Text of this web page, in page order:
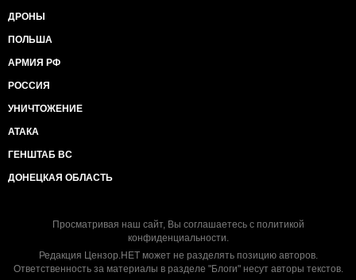
ДРОНЫ
ПОЛЬША
АРМИЯ РФ
РОССИЯ
УНИЧТОЖЕНИЕ
АТАКА
ГЕНШТАБ ВС
ДОНЕЦКАЯ ОБЛАСТЬ
Просматривая наш сайт, Вы соглашаетесь с политикой
конфиденциальности.
Редакция Цензор.НЕТ может не разделять позицию авторов.
Ответственность за материалы в разделе "Блоги" несут авторы текстов.